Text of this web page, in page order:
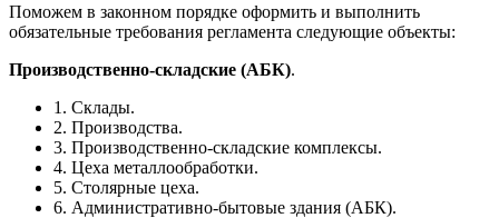
Поможем в законном порядке оформить и выполнить
обязательные требования регламента следующие объекты:
Производственно-складские (АБК).
1. Склады.
2. Производства.
3. Производственно-складские комплексы.
4. Цеха металлообработки.
5. Столярные цеха.
6. Административно-бытовые здания (АБК).